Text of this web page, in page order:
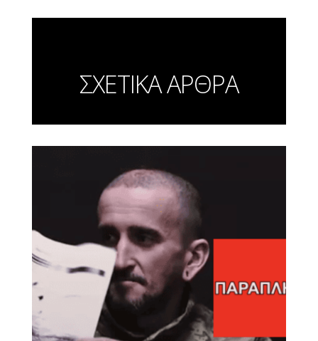
ΣΧΕΤΙΚΑ ΑΡΘΡΑ